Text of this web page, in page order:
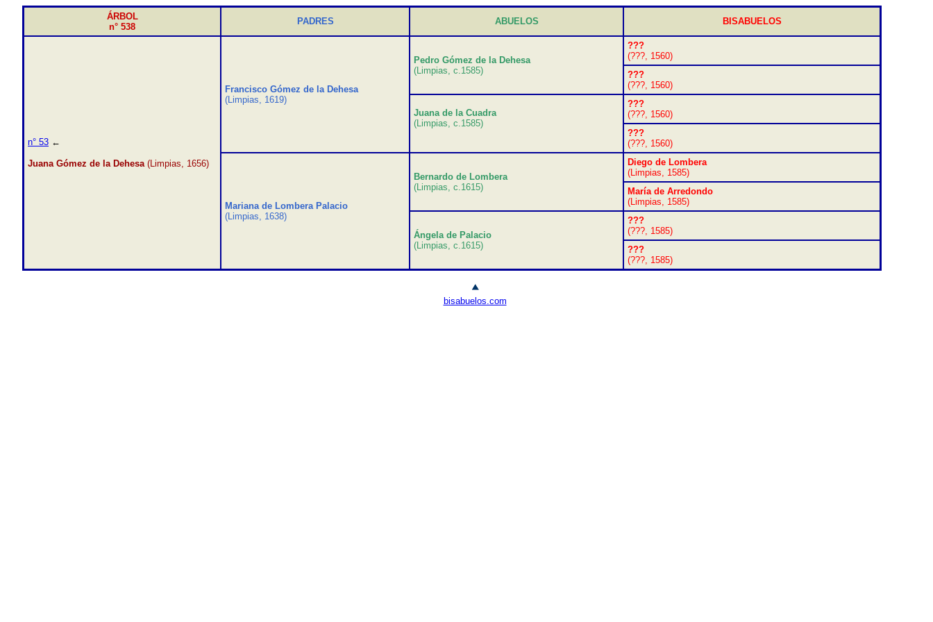
ÁRBOL
n° 538
PADRES ABUELOS BISABUELOS
n° 53 ←
Juana Gómez de la Dehesa(Limpias, 1656)
Francisco Gómez de la Dehesa
(Limpias, 1619)
Pedro Gómez de la Dehesa
(Limpias, c.1585)
???
(???, 1560)
???
(???, 1560)
Juana de la Cuadra
(Limpias, c.1585)
???
(???, 1560)
???
(???, 1560)
Mariana de Lombera Palacio
(Limpias, 1638)
Bernardo de Lombera
(Limpias, c.1615)
Diego de Lombera
(Limpias, 1585)
María de Arredondo
(Limpias, 1585)
Ángela de Palacio
(Limpias, c.1615)
???
(???, 1585)
???
(???, 1585)
bisabuelos.com